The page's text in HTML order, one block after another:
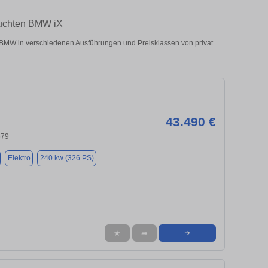
BMW iX
in verschiedenen Ausführungen und Preisklassen von privat
43.490 €
Elektro 240 kw (326 PS)
★ ➦ ➜